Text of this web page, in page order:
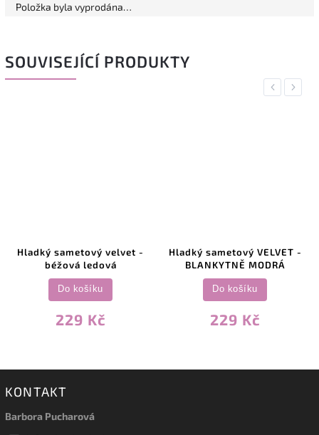
Položka byla vyprodána…
SOUVISEJÍCÍ PRODUKTY
Previous
Hladký sametový velvet -
béžová ledová
229 Kč
Do košíku
Hladký sametový VELVET -
BLANKYTNĚ MODRÁ
229 Kč
Do košíku
Next
KONTAKT
Barbora Pucharová